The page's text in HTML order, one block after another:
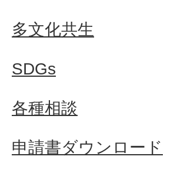
多文化共生
SDGs
各種相談
申請書ダウンロード